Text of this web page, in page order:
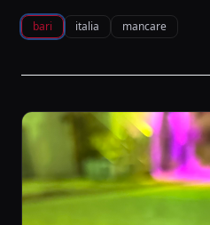
bari italia mancare